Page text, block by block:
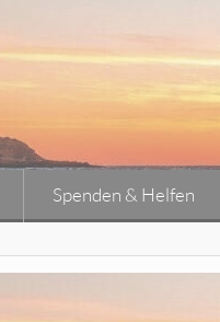
Spenden & Helfen